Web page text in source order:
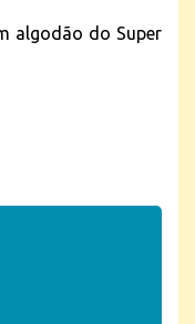
algodão do Super